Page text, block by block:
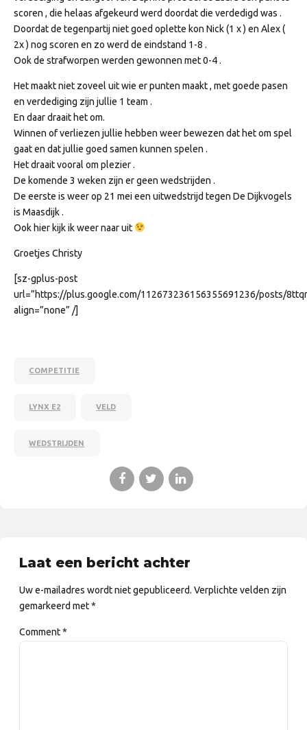
scoren , die helaas afgekeurd werd doordat die verdedigd was .
Doordat de tegenpartij niet goed oplette kon Nick (1 x ) en Alex (
2x ) nog scoren en zo werd de eindstand 1-8 .
Ook de strafworpen werden gewonnen met 0-4 .
Het maakt niet zoveel uit wie er punten maakt , met goede pasen
en verdediging zijn jullie 1 team .
En daar draait het om.
Winnen of verliezen jullie hebben weer bewezen dat het om spel
gaat en dat jullie goed samen kunnen spelen .
Het draait vooral om plezier .
De komende 3 weken zijn er geen wedstrijden .
De eerste is weer op 21 mei een uitwedstrijd tegen De Dijkvogels
is Maasdijk .
Ook hier kijk ik weer naar uit
Groetjes Christy
[sz-gplus-post
url=”https://plus.google.com/112673236156355691236/posts/
align=”none” /]
COMPETITIE
LYNX E2 VELD
WEDSTRIJDEN
Laat een bericht achter
Uw e-mailadres wordt niet gepubliceerd. Verplichte velden zijn
gemarkeerd met *
Comment*